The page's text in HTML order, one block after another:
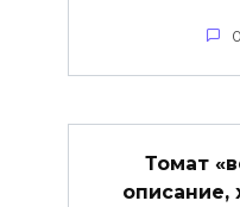
0
Томат
описание,